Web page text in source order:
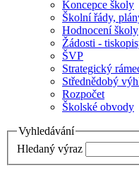
Koncepce školy
Školní řády,
Hodnocení školy
Žádosti -
ŠVP
Strategický
Střednědobý
Rozpočet
Školské obvody
Vyhledávání
Hledaný výraz